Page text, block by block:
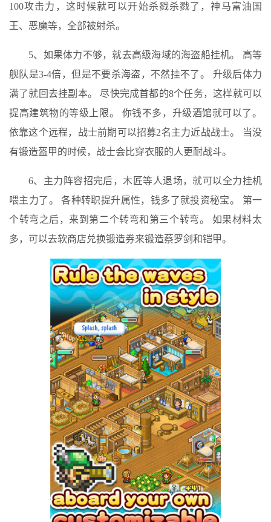
100攻击力，这时候就可以开始杀戮杀戮了，神马富油国
王、恶魔等，全部被射杀。
5、如果体力不够，就去高级海域的海盗船挂机。 高等
舰队是3-4倍，但是不要杀海盗，不然挂不了。 升级后体力
满了就回去挂副本。 尽快完成首都的8个任务，这样就可以
提高建筑物的等级上限。 你钱不多，升级酒馆就可以了。
依靠这个远程，战士前期可以招募2名主力近战战士。 当没
有锻造盔甲的时候，战士会比穿衣服的人更耐战斗。
6、主力阵容招完后，木匠等人退场，就可以全力挂机
喂主力了。 各种转职提升属性，钱多了就投资秘宝。 第一
个转弯之后，来到第二个转弯和第三个转弯。 如果材料太
多，可以去软商店兑换锻造券来锻造蔡罗剑和铠甲。